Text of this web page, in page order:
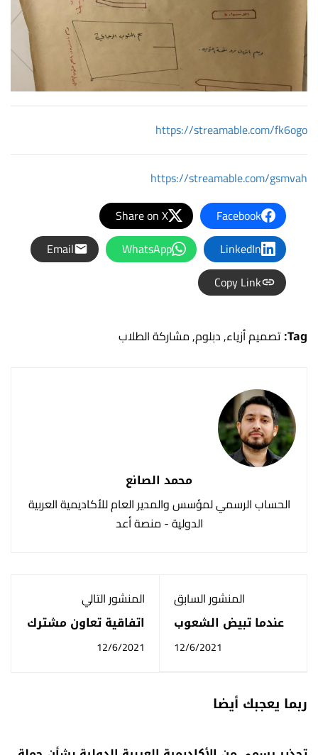
https://streamable.com/fk6ogo
https://streamable.com/gsmvah
Facebook
Share on X
LinkedIn
WhatsApp
Email
Copy Link
Tag: تصميم أزياء,دبلوم,مشاركة الطلاب
محمد الصانع
الحساب الرسمي لمؤسس والمدير العام للأكاديمية العربية
الدولية - منصة أعد
المنشور السابق
عندما تبيض الشعوب
12/6/2021
المنشور التالي
اتفاقية تعاون مشترك
بين الأكاديمية
وإشراقة للتدريب
12/6/2021
ربما يعجبك أيضا